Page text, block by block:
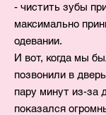
- чистить зубы
максимально
одевании.
И вот, когда мы
позвонили в
пару минут из-за
показался